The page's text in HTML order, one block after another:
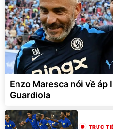
Enzo Maresca nói về áp
Guardiola